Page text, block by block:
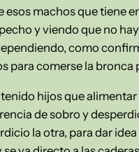
esos machos que tiene
y viendo que no
como
para comerse la bronca
hijos que
de sobro y
la otra, para dar